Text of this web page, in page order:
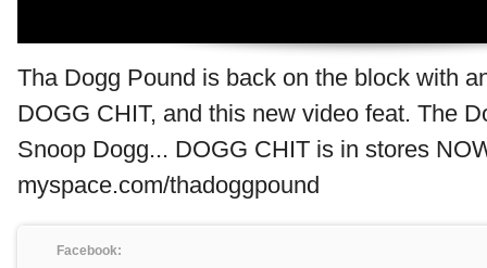
Tha Dogg Pound is back on the block with
DOGG CHIT, and this new video feat. The
Snoop Dogg... DOGG CHIT is in stores
myspace.com/thadoggpound
Facebook: